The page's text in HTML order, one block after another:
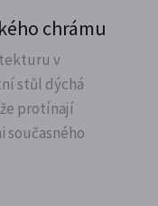
chrámu
v
stůl dýchá
protínají
současného